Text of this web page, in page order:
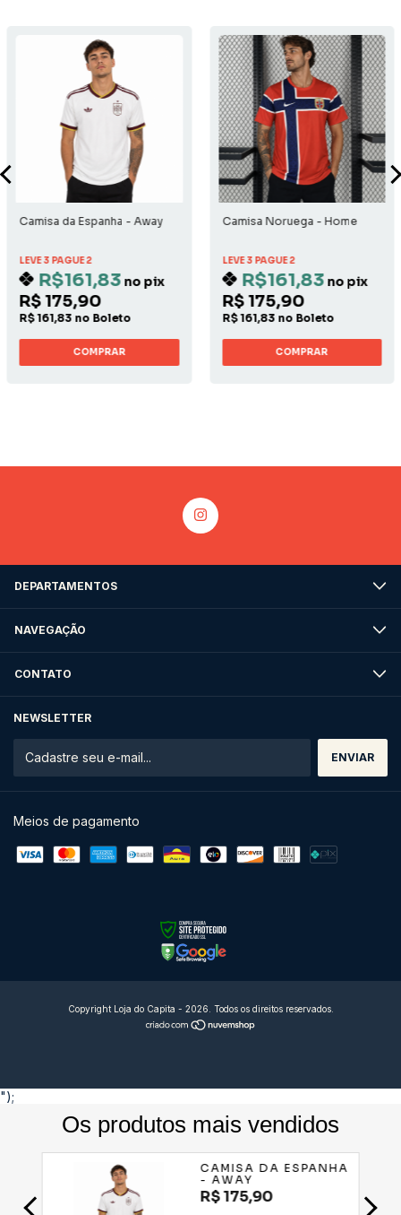
Camisa da Espanha - Away
LEVE 3 PAGUE 2
R$161,83 no pix
R$ 175,90
R$ 161,83 no Boleto
COMPRAR
Camisa Noruega - Home
LEVE 3 PAGUE 2
R$161,83no pix
R$ 175,90
R$ 161,83 no Boleto
COMPRAR
DEPARTAMENTOS
NAVEGAÇÃO
CONTATO
NEWSLETTER
Meios de pagamento
Copyright Loja do Capita - 2026. Todos os direitos reservados.
");